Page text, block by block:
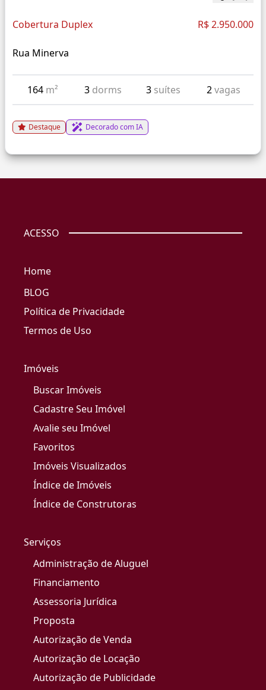
Cobertura Duplex R$ 2.950.000
Rua Minerva
164 m² 3 dorms 3 suítes 2vagas
Destaque Decorado com IA
ACESSO
Home
BLOG
Política de Privacidade
Termos de Uso
Imóveis
Buscar Imóveis
Cadastre Seu Imóvel
Avalie seu Imóvel
Favoritos
Imóveis Visualizados
Índice de Imóveis
Índice de Construtoras
Serviços
Administração de Aluguel
Financiamento
Assessoria Jurídica
Proposta
Autorização de Venda
Autorização de Locação
Autorização de Publicidade